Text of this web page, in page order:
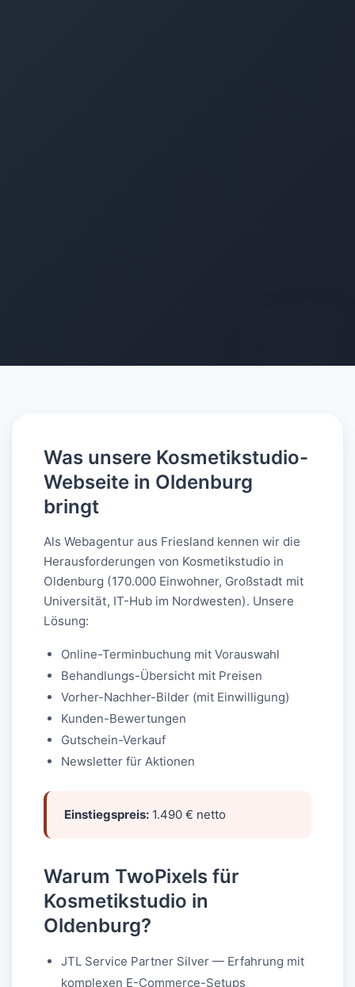
Was unsere Kosmetikstudio-
Webseite in Oldenburg
bringt
Als Webagentur aus Friesland kennen wir die
Herausforderungen von Kosmetikstudio in
Oldenburg (170.000 Einwohner, Großstadt mit
Universität, IT-Hub im Nordwesten). Unsere
Lösung:
Online-Terminbuchung mit Vorauswahl
Behandlungs-Übersicht mit Preisen
Vorher-Nachher-Bilder (mit Einwilligung)
Kunden-Bewertungen
Gutschein-Verkauf
Newsletter für Aktionen
Einstiegspreis: 1.490 € netto
Warum TwoPixels für
Kosmetikstudio in
Oldenburg?
JTL Service Partner Silver — Erfahrung mit
komplexen E-Commerce-Setups